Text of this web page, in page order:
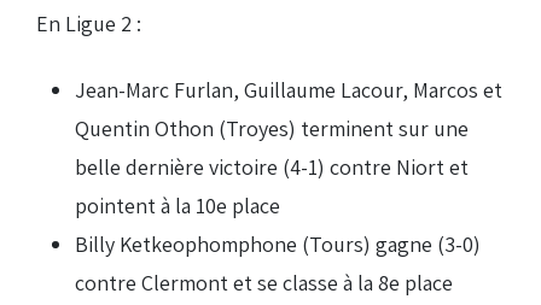
En Ligue 2 :
Jean-Marc Furlan, Guillaume Lacour, Marcos et
Quentin Othon (Troyes) terminent sur une
belle dernière victoire (4-1) contre Niort et
pointent à la 10e place
Billy Ketkeophomphone (Tours) gagne (3-0)
contre Clermont et se classe à la 8e place